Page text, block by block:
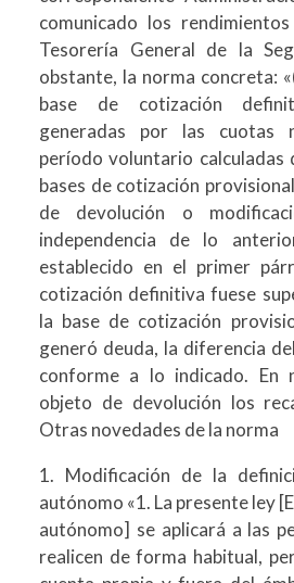
comunicado los
Tesorería General de la
obstante, la norma concreta:
base de cotización
generadas por las cuotas
período voluntario calculadas
bases de cotización
de devolución o
independencia de lo
establecido en el primer
cotización definitiva fuese
la base de cotización
generó deuda, la diferencia
conforme a lo indicado. En
objeto de devolución los
Otras novedades de la norma
1. Modificación de la
autónomo «1. La presente ley
autónomo] se aplicará a las
realicen de forma habitual,